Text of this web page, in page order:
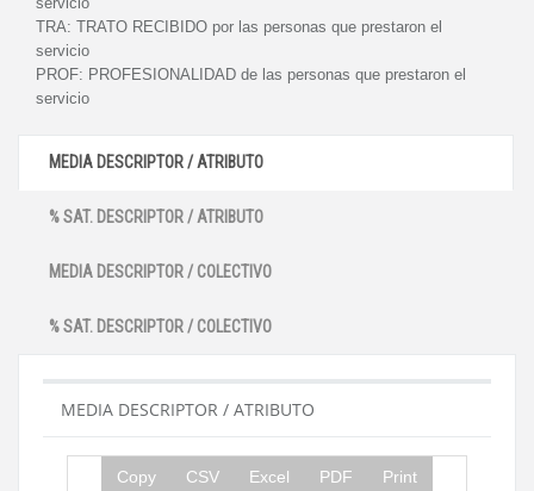
TRA: TRATO RECIBIDO por las personas que prestaron el
servicio
PROF: PROFESIONALIDAD de las personas que prestaron el
servicio
MEDIA DESCRIPTOR / ATRIBUTO
% SAT. DESCRIPTOR / ATRIBUTO
MEDIA DESCRIPTOR / COLECTIVO
% SAT. DESCRIPTOR / COLECTIVO
MEDIA DESCRIPTOR / ATRIBUTO
Copy CSV Excel PDF Print